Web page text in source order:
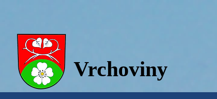
Vrchoviny